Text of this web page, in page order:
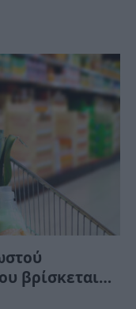
βρίσκεται
– Μην το